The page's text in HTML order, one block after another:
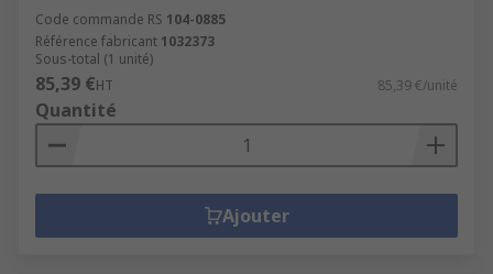
Code commande RS 104-0885
Référence fabricant 1032373
Sous-total (1 unité)
85,39 €HT 85,39 €/unité
Quantité
Ajouter